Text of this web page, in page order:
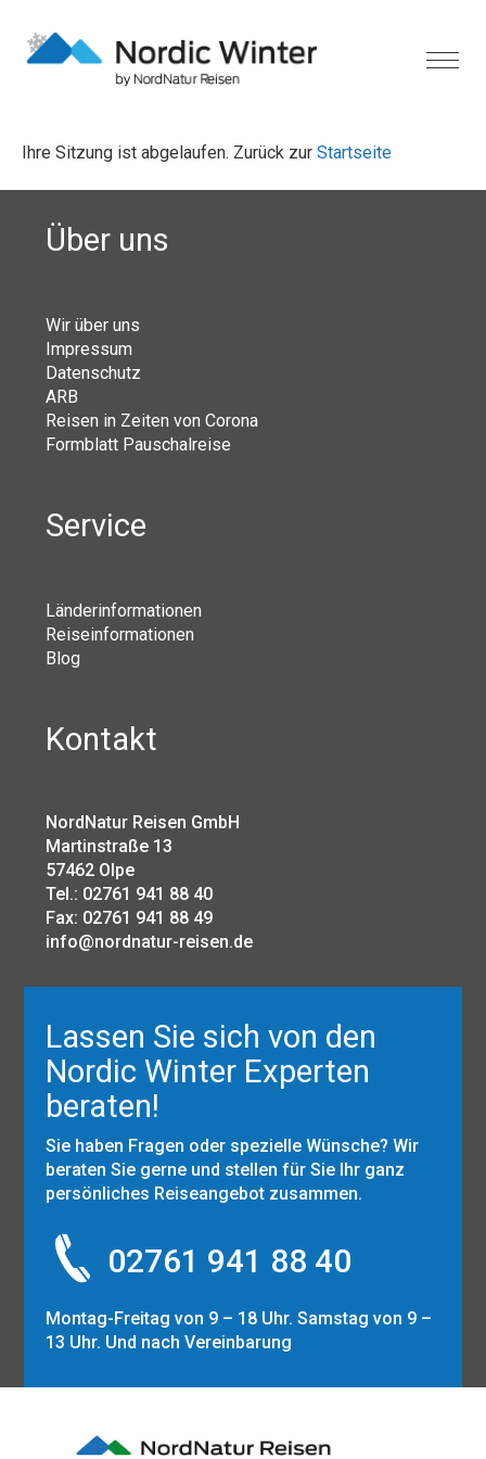
Ihre Sitzung ist abgelaufen. Zurück zur Startseite
Über uns
Wir über uns
Impressum
Datenschutz
ARB
Reisen in Zeiten von Corona
Formblatt Pauschalreise
Service
Länderinformationen
Reiseinformationen
Blog
Kontakt
NordNatur Reisen GmbH
Martinstraße 13
57462 Olpe
Tel.: 02761 941 88 40
Fax: 02761 941 88 49
info@nordnatur-reisen.de
Lassen Sie sich von den
Nordic Winter Experten
beraten!
Sie haben Fragen oder spezielle Wünsche? Wir
beraten Sie gerne und stellen für Sie Ihr ganz
persönliches Reiseangebot zusammen.
02761 941 88 40
Montag-Freitag von 9 – 18 Uhr. Samstag von 9 –
13 Uhr. Und nach Vereinbarung